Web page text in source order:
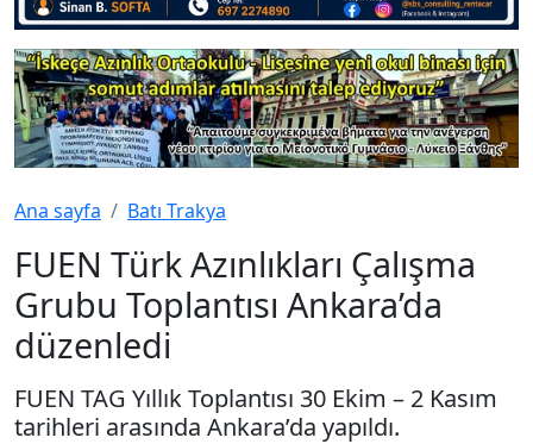
Ana sayfa Batı Trakya
FUEN Türk Azınlıkları Çalışma
Grubu Toplantısı Ankara’da
düzenledi
FUEN TAG Yıllık Toplantısı 30 Ekim – 2 Kasım
tarihleri arasında Ankara’da yapıldı.